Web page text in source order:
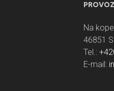
Na
46851
Tel.:
E-mail: